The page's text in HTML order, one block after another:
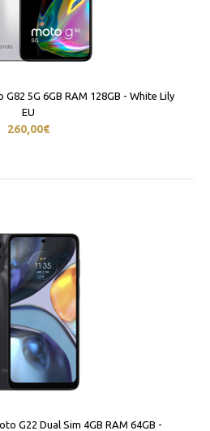
5G 6GB RAM 128GB - White Lily
EU
260,00€
G22 Dual Sim 4GB RAM 64GB -